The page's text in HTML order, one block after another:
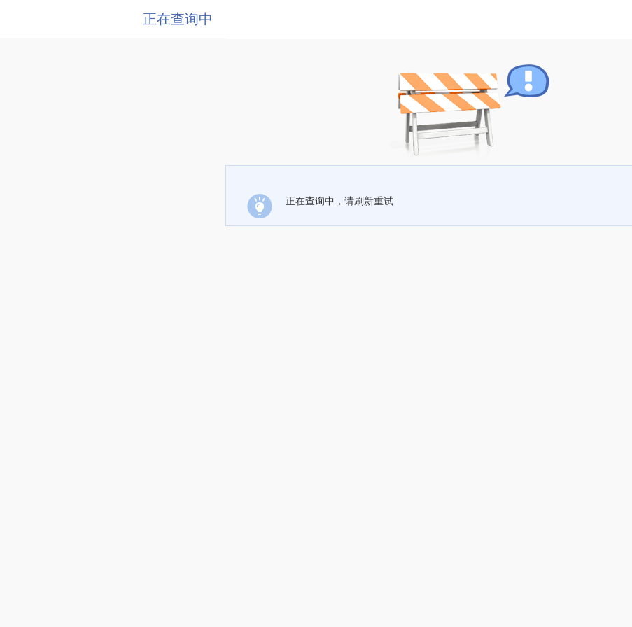
正在查询中
正在查询中，请刷新重试